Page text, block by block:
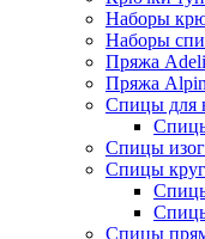
Наборы
Наборы
Пряжа
Пряжа
Спицы для
Спицы
Спицы
Спицы